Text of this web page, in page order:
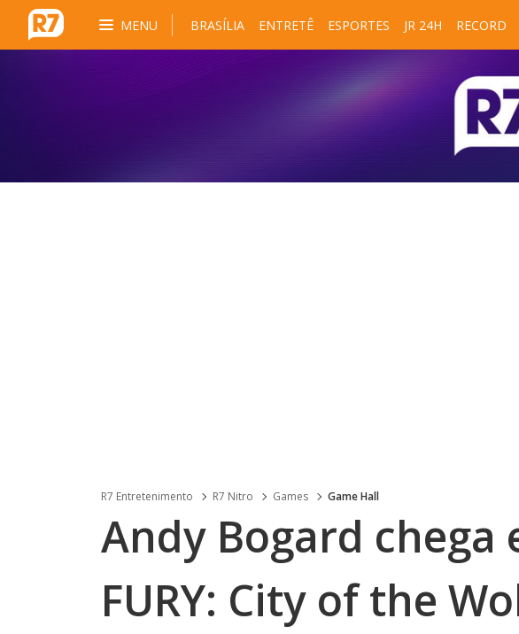
MENU BRASÍLIA ENTRETÊ ESPORTES JR 24H RECORD
R7 Entretenimento R7 Nitro Games Game Hall
Andy Bogard chega
FURY: City of the